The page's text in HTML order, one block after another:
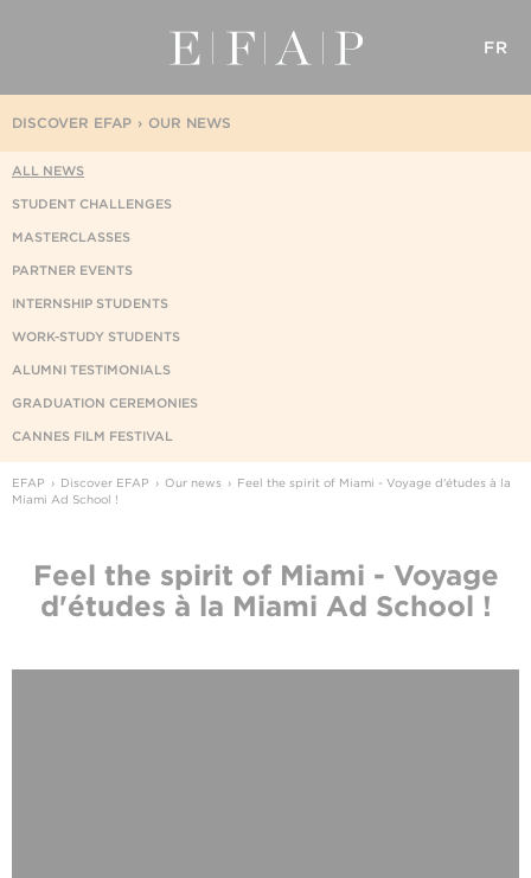
FR
OUR NEWS
DISCOVER EFAP
ALL NEWS
STUDENT CHALLENGES
MASTERCLASSES
PARTNER EVENTS
INTERNSHIP STUDENTS
WORK-STUDY STUDENTS
ALUMNI TESTIMONIALS
GRADUATION CEREMONIES
CANNES FILM FESTIVAL
EFAP Discover EFAP Our news
Feel the spirit of Miami - Voyage d'études à la
Miami Ad School !
Feel the spirit of Miami - Voyage
d'études à la Miami Ad School !